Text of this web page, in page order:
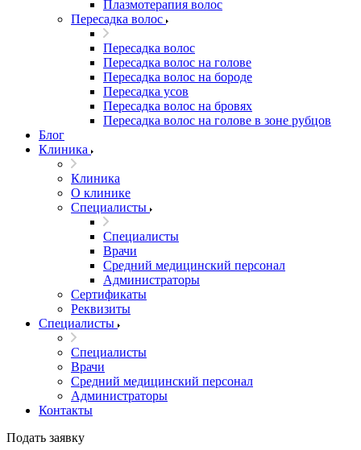
Плазмотерапия волос
Пересадка волос
Пересадка волос
Пересадка волос на голове
Пересадка волос на бороде
Пересадка усов
Пересадка волос на бровях
Пересадка волос на голове в зоне рубцов
Блог
Клиника
Клиника
О клинике
Специалисты
Специалисты
Врачи
Средний медицинский персонал
Администраторы
Сертификаты
Реквизиты
Специалисты
Специалисты
Врачи
Средний медицинский персонал
Администраторы
Контакты
Подать заявку